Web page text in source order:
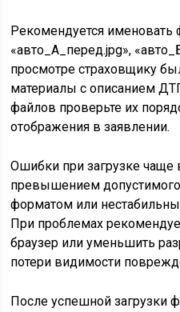
Рекомендуется именовать
«авто_А_перед.jpg»,
просмотре страховщику
материалы с описанием
файлов проверьте их
отображения в заявлении.
Ошибки при загрузке чаще
превышением
форматом или
При проблемах
браузер или уменьшить
потери видимости
После успешной загрузки